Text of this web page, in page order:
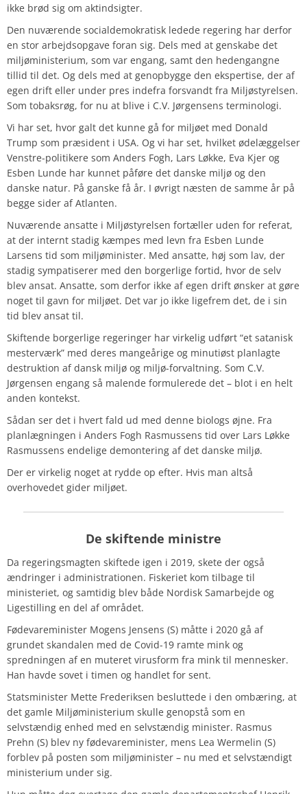
ikke brød sig om aktindsigter.
Den nuværende socialdemokratisk ledede regering har derfor
en stor arbejdsopgave foran sig. Dels med at genskabe det
miljøministerium, som var engang, samt den hedengangne
tillid til det. Og dels med at genopbygge den ekspertise, der af
egen drift eller under pres indefra forsvandt fra Miljøstyrelsen.
Som tobaksrøg, for nu at blive i C.V. Jørgensens terminologi.
Vi har set, hvor galt det kunne gå for miljøet med Donald
Trump som præsident i USA. Og vi har set, hvilket ødelæggelser
Venstre-politikere som Anders Fogh, Lars Løkke, Eva Kjer og
Esben Lunde har kunnet påføre det danske miljø og den
danske natur. På ganske få år. I øvrigt næsten de samme år på
begge sider af Atlanten.
Nuværende ansatte i Miljøstyrelsen fortæller uden for referat,
at der internt stadig kæmpes med levn fra Esben Lunde
Larsens tid som miljøminister. Med ansatte, høj som lav, der
stadig sympatiserer med den borgerlige fortid, hvor de selv
blev ansat. Ansatte, som derfor ikke af egen drift ønsker at gøre
noget til gavn for miljøet. Det var jo ikke ligefrem det, de i sin
tid blev ansat til.
Skiftende borgerlige regeringer har virkelig udført “et satanisk
mesterværk” med deres mangeårige og minutiøst planlagte
destruktion af dansk miljø og miljø-forvaltning. Som C.V.
Jørgensen engang så malende formulerede det – blot i en helt
anden kontekst.
Sådan ser det i hvert fald ud med denne biologs øjne. Fra
planlægningen i Anders Fogh Rasmussens tid over Lars Løkke
Rasmussens endelige demontering af det danske miljø.
Der er virkelig noget at rydde op efter. Hvis man altså
overhovedet gider miljøet.
De skiftende ministre
Da regeringsmagten skiftede igen i 2019, skete der også
ændringer i administrationen. Fiskeriet kom tilbage til
ministeriet, og samtidig blev både Nordisk Samarbejde og
Ligestilling en del af området.
Fødevareminister Mogens Jensens (S) måtte i 2020 gå af
grundet skandalen med de Covid-19 ramte mink og
spredningen af en muteret virusform fra mink til mennesker.
Han havde sovet i timen og handlet for sent.
Statsminister Mette Frederiksen besluttede i den ombæring, at
det gamle Miljøministerium skulle genopstå som en
selvstændig enhed med en selvstændig minister. Rasmus
Prehn (S) blev ny fødevareminister, mens Lea Wermelin (S)
forblev på posten som miljøminister – nu med et selvstændigt
ministerium under sig.